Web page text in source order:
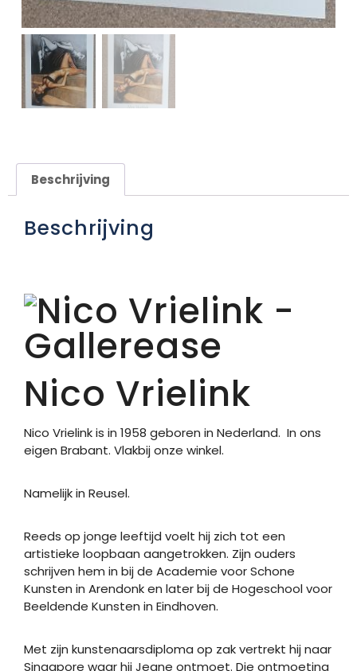
Beschrijving
Beschrijving
Nico Vrielink
Nico Vrielink is in 1958 geboren in Nederland. In ons
eigen Brabant. Vlakbij onze winkel.
Namelijk in Reusel.
Reeds op jonge leeftijd voelt hij zich tot een
artistieke loopbaan aangetrokken. Zijn ouders
schrijven hem in bij de Academie voor Schone
Kunsten in Arendonk en later bij de Hogeschool voor
Beeldende Kunsten in Eindhoven.
Met zijn kunstenaarsdiploma op zak vertrekt hij naar
Singapore waar hij Jeane ontmoet. Die ontmoeting